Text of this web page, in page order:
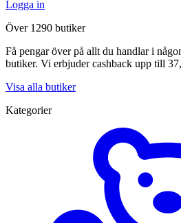
Logga in
Över 1290 butiker
Få pengar över på allt du handlar i
butiker. Vi erbjuder cashback upp till
Visa alla butiker
Kategorier